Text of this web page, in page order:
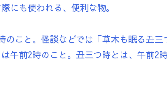
にも使われる、便利な物。
のこと。怪談などでは「草木も眠る丑
午前2時のこと。丑三つ時とは、午前2